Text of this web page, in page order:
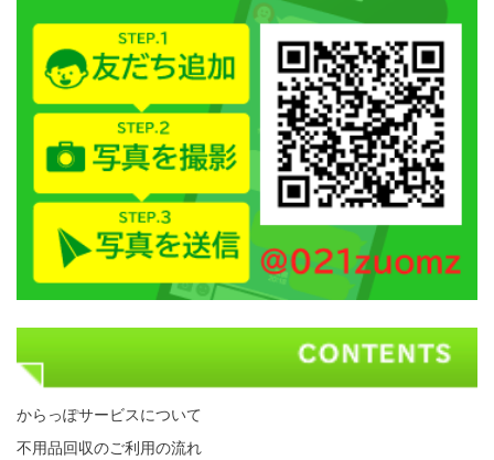
からっぽサービスについて
不用品回収のご利用の流れ